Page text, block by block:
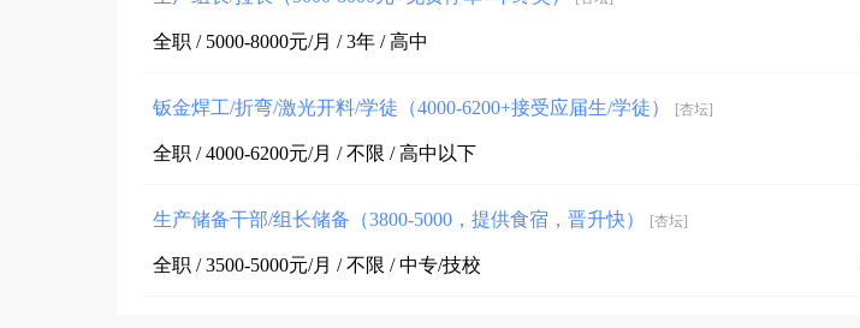
全职 / 5000-8000元/月 / 3年 / 高中
钣金焊工/折弯/激光开料/学徒（4000-6200+接受应届生/学徒） [杏坛]
全职 / 4000-6200元/月 / 不限 / 高中以下
生产储备干部/组长储备（3800-5000，提供食宿，晋升快） [杏坛]
全职 / 3500-5000元/月 / 不限 / 中专/技校